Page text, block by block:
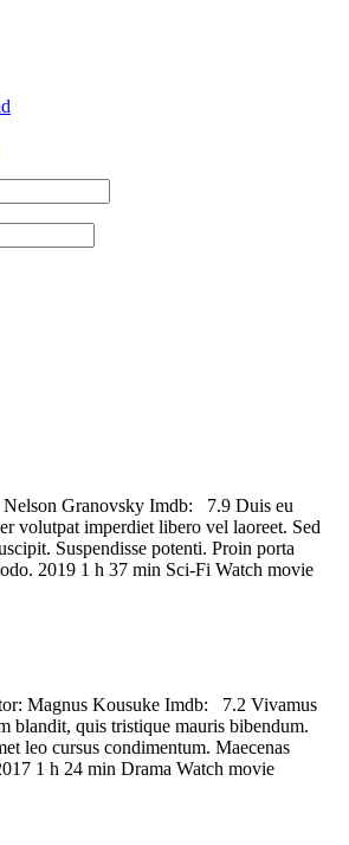
Granovsky Imdb: 7.9 Duis eu
volutpat imperdiet libero vel laoreet. Sed
Suspendisse potenti. Proin porta
2019 1 h 37 min Sci-Fi Watch movie
Magnus Kousuke Imdb: 7.2 Vivamus
blandit, quis tristique mauris bibendum.
leo cursus condimentum. Maecenas
1 h 24 min Drama Watch movie